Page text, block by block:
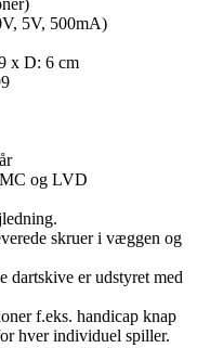
5V, 500mA)
x D: 6 cm
og LVD
skruer i væggen og
dartskive er udstyret med
f.eks. handicap knap
hver individuel spiller.